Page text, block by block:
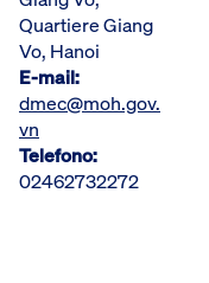
Quartiere Giang
Vo, Hanoi
E-mail:
dmec@moh.gov.
vn
Telefono:
02462732272